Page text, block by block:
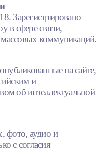
Зарегистрировано
в сфере связи,
коммуникаций.
на сайте,
и
об интеллектуальной
фото, аудио и
с согласия